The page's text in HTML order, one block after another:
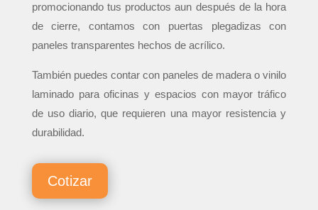
promocionando tus productos aun después de la hora
de cierre, contamos con puertas plegadizas con
paneles transparentes hechos de acrílico.
También puedes contar con paneles de madera o vinilo
laminado para oficinas y espacios con mayor tráfico
de uso diario, que requieren una mayor resistencia y
durabilidad.
Cotizar